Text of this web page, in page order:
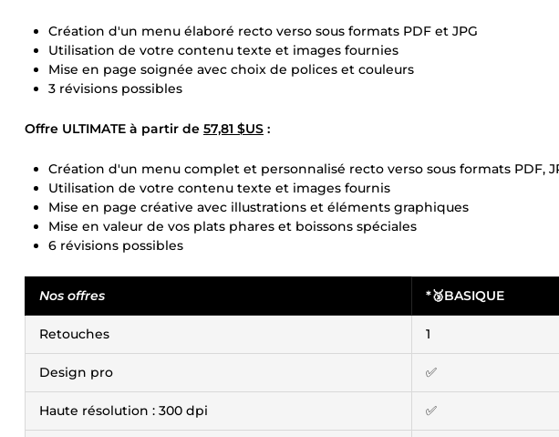
Création d'un menu élaboré recto verso sous formats PDF et JPG
Utilisation de votre contenu texte et images fournies
Mise en page soignée avec choix de polices et couleurs
3 révisions possibles
Offre ULTIMATE à partir de 57,81 $US :
Création d'un menu complet et personnalisé recto verso sous formats PDF,
Utilisation de votre contenu texte et images fournis
Mise en page créative avec illustrations et éléments graphiques
Mise en valeur de vos plats phares et boissons spéciales
6 révisions possibles
Nos offres *🥉BASIQUE
Retouches 1
Design pro ✅
Haute résolution : 300 dpi ✅